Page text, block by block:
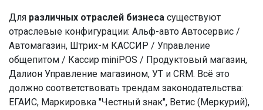
Для различных отраслей бизнеса существуют
отраслевые конфигурации: Альф-авто Автосервис /
Автомагазин, Штрих-м КАССИР / Управление
общепитом / Кассир miniPOS / Продуктовый магазин,
Далион Управление магазином, УТ и CRM. Всё это
должно соответствовать трендам законодательства:
ЕГАИС, Маркировка "Честный знак", Ветис (Меркурий),